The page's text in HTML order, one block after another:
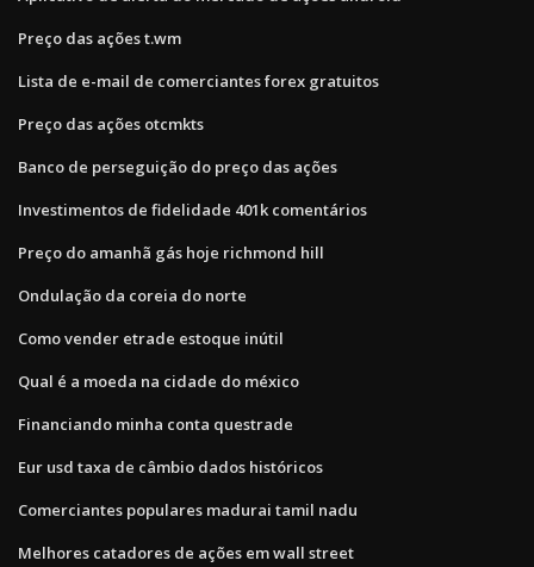
Preço das ações t.wm
Lista de e-mail de comerciantes forex gratuitos
Preço das ações otcmkts
Banco de perseguição do preço das ações
Investimentos de fidelidade 401k comentários
Preço do amanhã gás hoje richmond hill
Ondulação da coreia do norte
Como vender etrade estoque inútil
Qual é a moeda na cidade do méxico
Financiando minha conta questrade
Eur usd taxa de câmbio dados históricos
Comerciantes populares madurai tamil nadu
Melhores catadores de ações em wall street